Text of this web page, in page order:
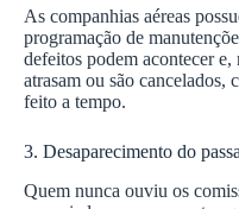
As companhias aéreas
programação de
defeitos podem acontecer e,
atrasam ou são cancelados,
feito a tempo.
3. Desaparecimento do
Quem nunca ouviu os